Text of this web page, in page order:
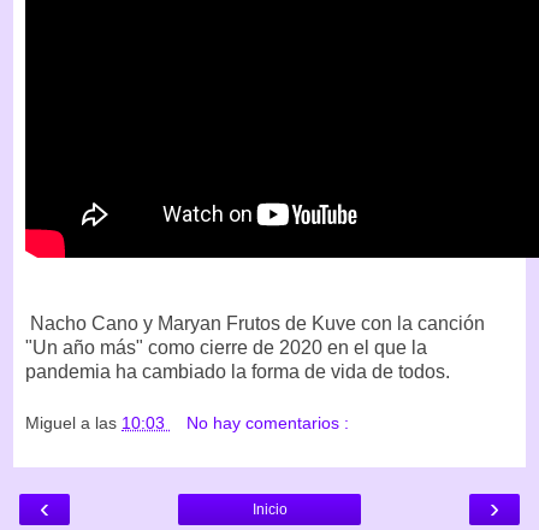
Nacho Cano y Maryan Frutos de Kuve con la canción
"Un año más" como cierre de 2020 en el que la
pandemia ha cambiado la forma de vida de todos.
Miguel a las 10:03 No hay comentarios :
‹ ›
Inicio